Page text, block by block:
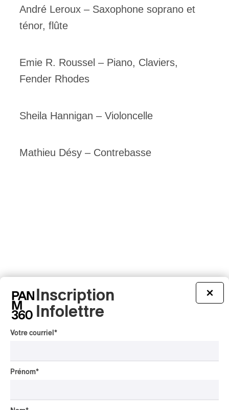
André Leroux – Saxophone soprano et
ténor, flûte
Emie R. Roussel – Piano, Claviers,
Fender Rhodes
Sheila Hannigan – Violoncelle
Mathieu Désy – Contrebasse
×
Inscription
Infolettre
Votre courriel *
Prénom*